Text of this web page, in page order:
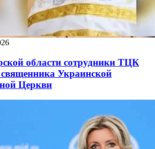
области сотрудники ТЦК
Украинской
Церкви